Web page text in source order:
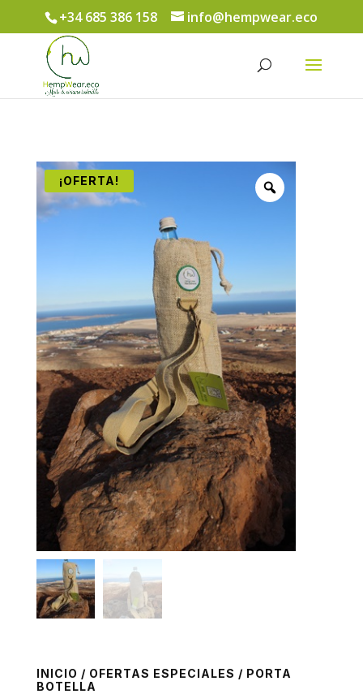
+34 685 386 158 info@hempwear.eco
Búsqueda
productos
¡OFERTA!
INICIO / OFERTAS ESPECIALES / PORTA
BOTELLA